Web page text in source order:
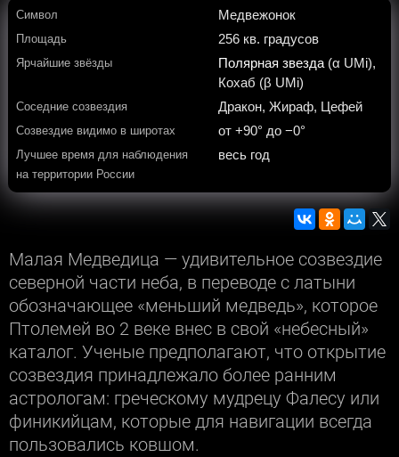
Символ Медвежонок
Площадь 256 кв. градусов
Ярчайшие звёзды Полярная звезда(α UMi),
Кохаб (β UMi)
Соседние созвездия Дракон, Жираф, Цефей
Созвездие видимо в широтах от +90° до −0°
Лучшее время для наблюдения
на территории России
весь год
Малая Медведица — удивительное созвездие
северной части неба, в переводе с латыни
обозначающее «меньший медведь», которое
Птолемей во 2 веке внес в свой «небесный»
каталог. Ученые предполагают, что открытие
созвездия принадлежало более ранним
астрологам: греческому мудрецу Фалесу или
финикийцам, которые для навигации всегда
пользовались ковшом.